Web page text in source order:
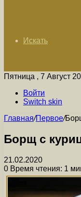
Искать
Пятница , 7 Август
Войти
Switch skin
Главная/Первое/
Борщ с
21.02.2020
0 Время чтения: 1